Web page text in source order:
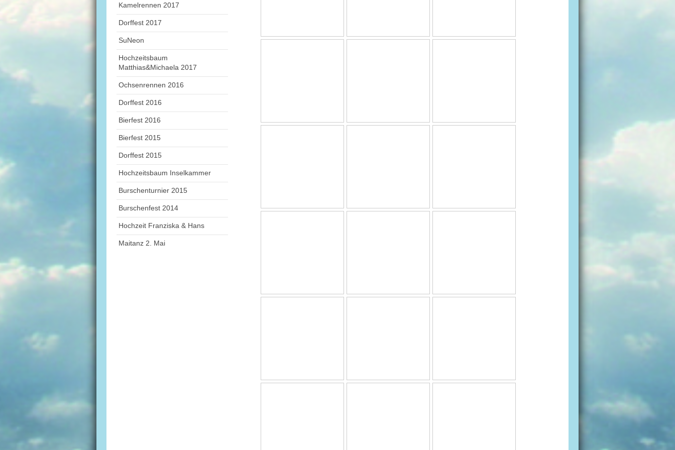
Kamelrennen 2017
Dorffest 2017
SuNeon
Hochzeitsbaum
Matthias&Michaela 2017
Ochsenrennen 2016
Dorffest 2016
Bierfest 2016
Bierfest 2015
Dorffest 2015
Hochzeitsbaum Inselkammer
Burschenturnier 2015
Burschenfest 2014
Hochzeit Franziska & Hans
Maitanz 2. Mai